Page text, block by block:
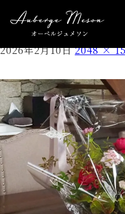
C637FDB4-7ADD-
2026年2月10日 2048 ×